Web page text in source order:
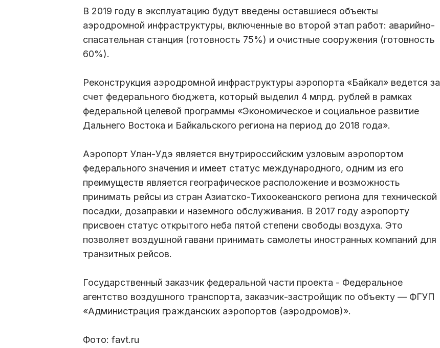
В 2019 году в эксплуатацию будут введены оставшиеся объекты
аэродромной инфраструктуры, включенные во второй этап работ: аварийно-
спасательная станция (готовность 75%) и очистные сооружения (готовность
60%).
Реконструкция аэродромной инфраструктуры аэропорта «Байкал» ведется за
счет федерального бюджета, который выделил 4 млрд. рублей в рамках
федеральной целевой программы «Экономическое и социальное развитие
Дальнего Востока и Байкальского региона на период до 2018 года».
Аэропорт Улан-Удэ является внутрироссийским узловым аэропортом
федерального значения и имеет статус международного, одним из его
преимуществ является географическое расположение и возможность
принимать рейсы из стран Азиатско-Тихоокеанского региона для технической
посадки, дозаправки и наземного обслуживания. В 2017 году аэропорту
присвоен статус открытого неба пятой степени свободы воздуха. Это
позволяет воздушной гавани принимать самолеты иностранных компаний для
транзитных рейсов.
Государственный заказчик федеральной части проекта - Федеральное
агентство воздушного транспорта, заказчик-застройщик по объекту — ФГУП
«Администрация гражданских аэропортов (аэродромов)».
Фото: favt.ru